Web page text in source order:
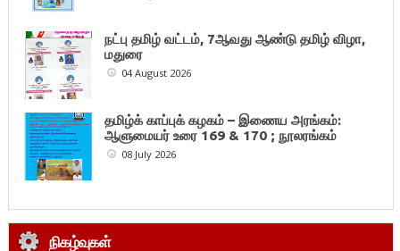
நட்பு தமிழ் வட்டம், 7ஆவது ஆண்டு தமிழ் விழா,
மதுரை
04 August 2026
தமிழ்க் காப்புக் கழகம் – இணைய அரங்கம்:
ஆளுமையர் உரை 169 & 170 ; நூலரங்கம்
08 July 2026
நிகழ்வுகள்